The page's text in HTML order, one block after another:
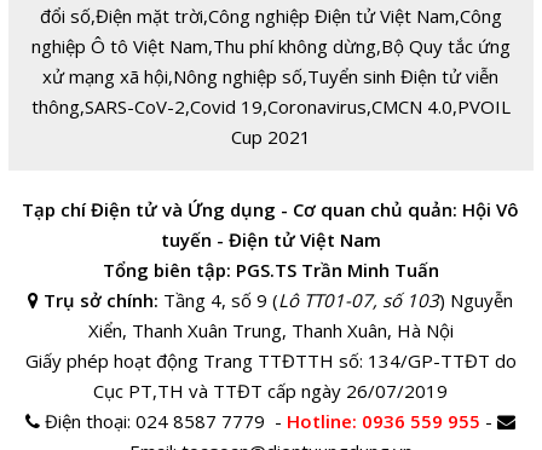
đổi số,Điện mặt trời,Công nghiệp Điện tử Việt Nam,Công
nghiệp Ô tô Việt Nam,Thu phí không dừng,Bộ Quy tắc ứng
xử mạng xã hội,Nông nghiệp số,Tuyển sinh Điện tử viễn
thông,SARS-CoV-2,Covid 19,Coronavirus,CMCN 4.0,PVOIL
Cup 2021
Tạp chí Điện tử và Ứng dụng - Cơ quan chủ quản: Hội Vô
tuyến - Điện tử Việt Nam
Tổng biên tập: PGS.TS Trần Minh Tuấn
Trụ sở chính: Tầng 4, số 9 (Lô TT01-07, số 103) Nguyễn
Xiển, Thanh Xuân Trung, Thanh Xuân, Hà Nội
Giấy phép hoạt động Trang TTĐTTH số: 134/GP-TTĐT do
Cục PT,TH và TTĐT cấp ngày 26/07/2019
Điện thoại:024 8587 7779 - Hotline: 0936 559 955 -